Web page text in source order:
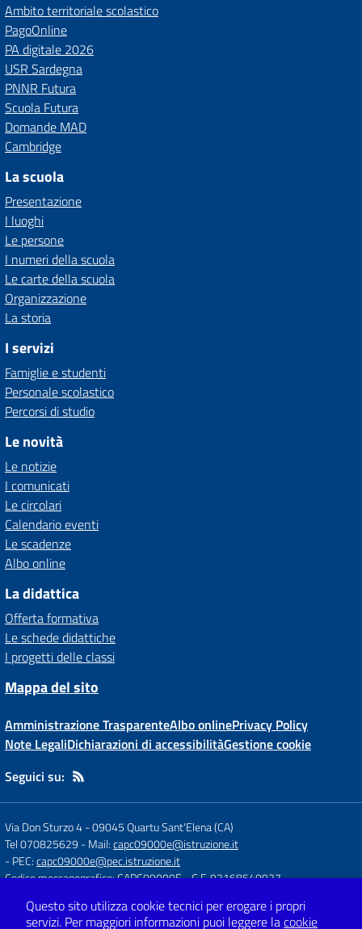
Ambito territoriale scolastico
PagoOnline
PA digitale 2026
USR Sardegna
PNNR Futura
Scuola Futura
Domande MAD
Cambridge
La scuola
Presentazione
I luoghi
Le persone
I numeri della scuola
Le carte della scuola
Organizzazione
La storia
I servizi
Famiglie e studenti
Personale scolastico
Percorsi di studio
Le novità
Le notizie
I comunicati
Le circolari
Calendario eventi
Le scadenze
Albo online
La didattica
Offerta formativa
Le schede didattiche
I progetti delle classi
Mappa del sito
Amministrazione TrasparenteAlbo onlinePrivacy Policy
Note LegaliDichiarazioni di accessibilitàGestione cookie
Seguici su:
Via Don Sturzo 4-09045 Quartu Sant'Elena (CA)
Tel 070825629 - Mail:capc09000e@istruzione.it
- PEC:capc09000e@pec.istruzione.it
Codice meccanografico: CAPC09000E- C.F. 92168540927
Concept & Design by Designers Italia
Questo sito utilizza cookie tecnici per erogare i propri
servizi. Per maggiori informazioni puoi leggere lacookie